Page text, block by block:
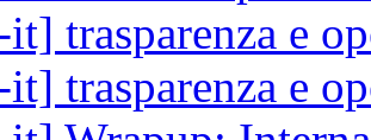
trasparenza e
trasparenza e